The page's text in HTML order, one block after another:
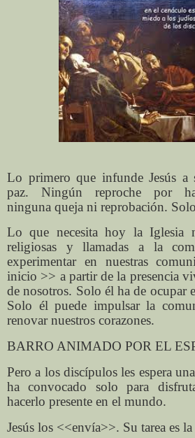
Lo primero que infunde Jesús a
paz. Ningún reproche por
ninguna queja ni reprobación.
Lo que necesita hoy la Iglesia
religiosas y llamadas a la
experimentar en nuestras
inicio >> a partir de la presencia
de nosotros. Solo él ha de ocupar
Solo él puede impulsar la
renovar nuestros corazones.
BARRO ANIMADO POR EL
Pero a los discípulos les espera
ha convocado solo para
hacerlo presente en el mundo.
Jesús los <<envía>>. Su tarea es la